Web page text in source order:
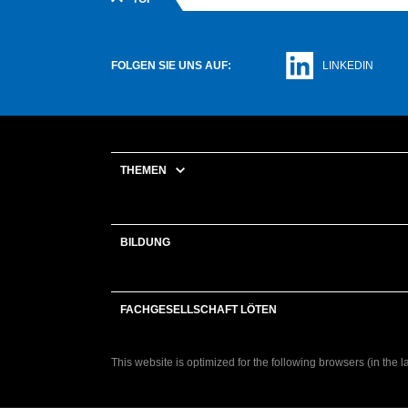
FOLGEN SIE UNS AUF: LINKEDIN
THEMEN
BILDUNG
FACHGESELLSCHAFT LÖTEN
This website is optimized for the following browsers (in the